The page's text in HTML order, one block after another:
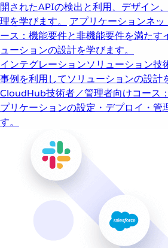
開されたAPIの検出と利用、デザイン
理を学びます。
アプリケーションネッ
ース：機能要件と非機能要件を満たす
ューションの設計を学びます。
インテグレーションソリューション技
事例を利用してソリューションの設計
CloudHub技術者／管理者向けコース
プリケーションの設定・デプロイ・管
す。